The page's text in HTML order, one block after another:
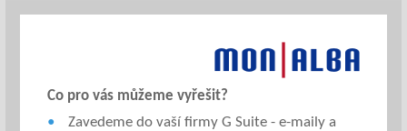
Co pro vás můžeme vyřešit?
Zavedeme do vaší firmy G Suite - e-maily a